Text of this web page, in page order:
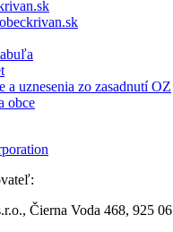
a uznesenia zo zasadnutí OZ
obce
Čierna Voda 468, 925 06